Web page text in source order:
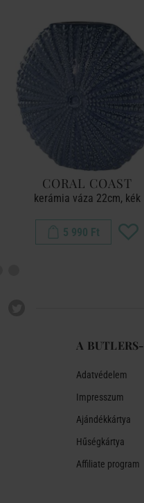
CORAL COAST
kerámia váza 22cm, kék
5 990 Ft
A
Adatvédelem
Impresszum
Ajándékkártya
Hűségkártya
Affiliate program